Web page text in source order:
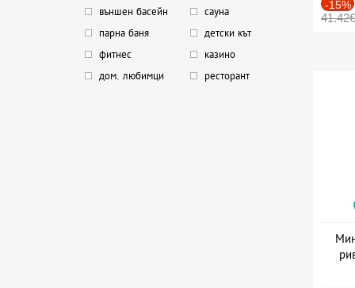
външен басейн
сауна
парна баня
детски кът
фитнес
казино
дом. любимци
ресторант
-15%
41.42€